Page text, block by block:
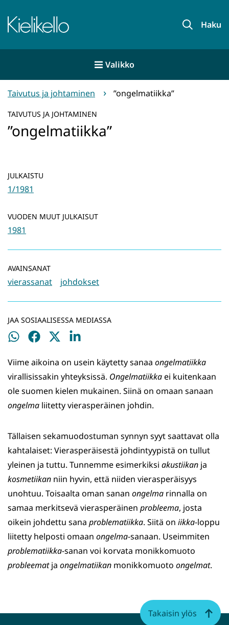
sisältöön
Etusivu Haku
Valikko
Taivutus ja johtaminen ”ongelmatiikka”
TAIVUTUS JA JOHTAMINEN
”ongelmatiikka”
JULKAISTU
1/1981
VUODEN MUUT JULKAISUT
1981
AVAINSANAT
vierassanat johdokset
JAA SOSIAALISESSA MEDIASSA
Jaa
Jaa
Jaa
Jaa
Viime aikoina on usein käytetty sanaa ongelmatiikka
virallisissakin yhteyksissä. Ongelmatiikkaei kuitenkaan
ole suomen kielen mukainen. Siinä on omaan sanaan
ongelma liitetty vierasperäinen johdin.
Tällaisen sekamuodostuman synnyn syyt saattavat olla
kahtalaiset: Vierasperäisestä johdintyypistä on tullut
yleinen ja tuttu. Tunnemme esimerkiksi akustiikan ja
kosmetiikan niin hyvin, että niiden vierasperäisyys
unohtuu. Toisaalta oman sanan ongelma rinnalla on
samaa merkitsevä vierasperäinen probleema, josta
oikein johdettu sana problematiikka. Siitä on iikka-loppu
liitetty helposti omaan ongelma-sanaan. Useimmiten
problematiikka-sanan voi korvata monikkomuoto
probleematja ongelmatiikan monikkomuoto ongelmat.
Takaisin ylös